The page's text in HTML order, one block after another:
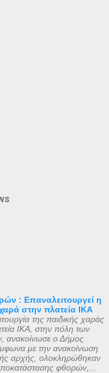
: Επαναλειτουργεί η
στην πλατεία ΙΚΑ
της παιδικής χαράς
ΙΚΑ, στην πόλη των
ανακοίνωσε ο Δήμος
με την ανακοίνωση
αρχής, ολοκληρώθηκαν
φθορών,...